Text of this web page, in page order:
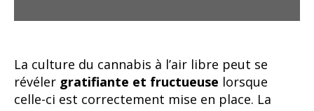
La culture du cannabis à l’air libre peut se
révéler gratifiante et fructueuse lorsque
celle-ci est correctement mise en place. La